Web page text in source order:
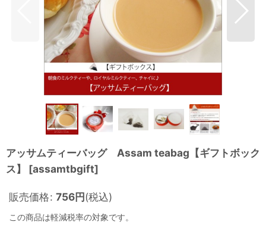
アッサムティーバッグ Assam teabag【ギフトボック
ス】
[assamtbgift]
販売価格: 756円(税込)
この商品は軽減税率の対象です。